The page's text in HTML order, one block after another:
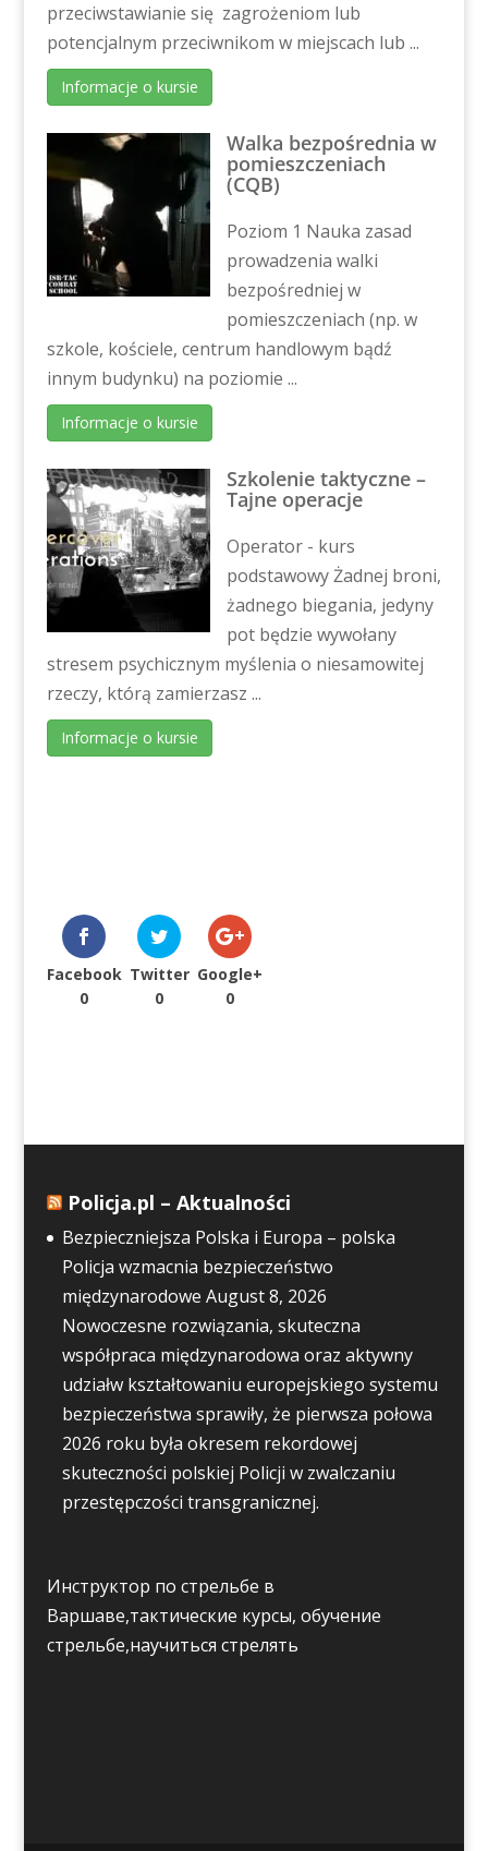
przeciwstawianie się zagrożeniom lub
potencjalnym przeciwnikom w miejscach lub ...
Informacje o kursie
Walka bezpośrednia w
pomieszczeniach
(CQB)
Poziom 1 Nauka zasad
prowadzenia walki
bezpośredniej w
pomieszczeniach (np. w
szkole, kościele, centrum handlowym bądź
innym budynku) na poziomie ...
Informacje o kursie
Szkolenie taktyczne –
Tajne operacje
Operator - kurs
podstawowy Żadnej broni,
żadnego biegania, jedyny
pot będzie wywołany
stresem psychicznym myślenia o niesamowitej
rzeczy, którą zamierzasz ...
Informacje o kursie
Facebook
0
Twitter
0
Google+
0
Policja.pl – Aktualności
Bezpieczniejsza Polska i Europa – polska
Policja wzmacnia bezpieczeństwo
międzynarodowe August 8, 2026
Nowoczesne rozwiązania, skuteczna
współpraca międzynarodowa oraz aktywny
udziałw kształtowaniu europejskiego systemu
bezpieczeństwa sprawiły, że pierwsza połowa
2026 roku była okresem rekordowej
skuteczności polskiej Policji w zwalczaniu
przestępczości transgranicznej.
Инструктор по стрельбе в
Варшаве,тактические курсы, обучение
стрельбе,научиться стрелять